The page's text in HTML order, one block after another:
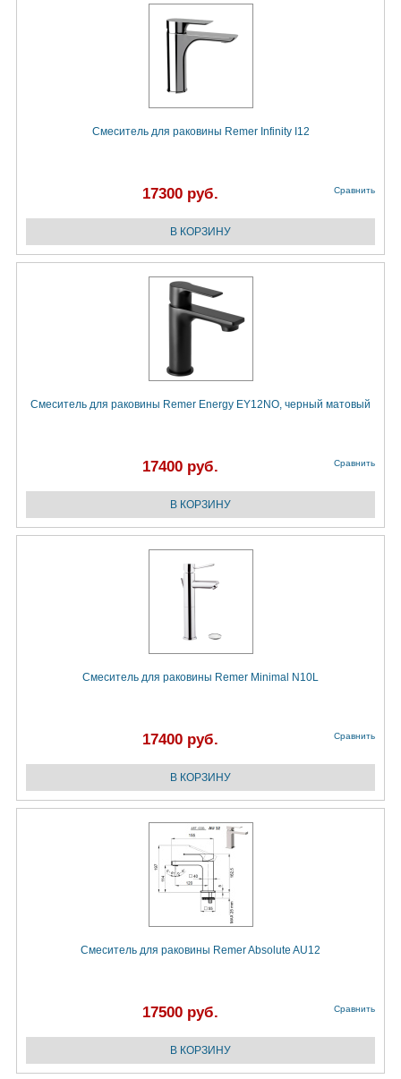
Смеситель для раковины Remer Infinity I12
17300 руб. Сравнить
Смеситель для раковины Remer Energy EY12NO, черный матовый
17400 руб. Сравнить
Смеситель для раковины Remer Minimal N10L
17400 руб. Сравнить
Смеситель для раковины Remer Absolute AU12
17500 руб. Сравнить